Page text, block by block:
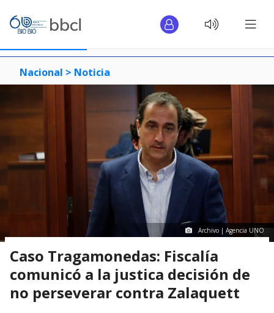
Nacional > Noticia
Archivo | Agencia UNO
Caso Tragamonedas: Fiscalía
comunicó a la justica decisión de
no perseverar contra Zalaquett